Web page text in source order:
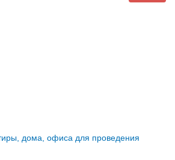
дома, офиса для проведения